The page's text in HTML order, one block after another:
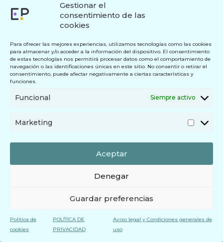
Gestionar el
consentimiento de las
cookies
Para ofrecer las mejores experiencias, utilizamos tecnologías como las cookies
para almacenar y/o acceder a la información del dispositivo. El consentimiento
de estas tecnologías nos permitirá procesar datos como el comportamiento de
navegación o las identificaciones únicas en este sitio. No consentir o retirar el
consentimiento, puede afectar negativamente a ciertas características y
funciones.
Funcional Siempre activo
Marketing
Aceptar
Denegar
Guardar preferencias
Política de
cookies
POLÍTICA DE
PRIVACIDAD
Aviso legal y Condiciones generales de
uso